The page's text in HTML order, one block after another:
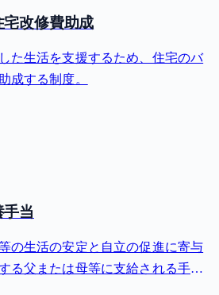
宅改修費助成
た生活を支援するため、住宅のバ
成する制度。
手当
の生活の安定と自立の促進に寄与
る父または母等に支給される手